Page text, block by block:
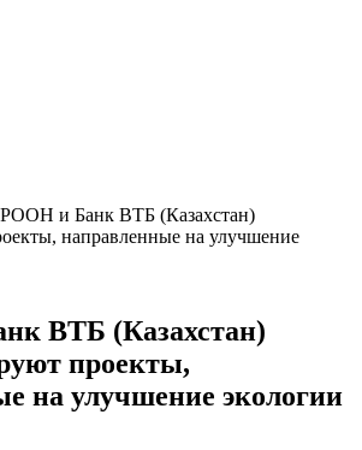
и Банк ВТБ (Казахстан)
направленные на улучшение
ВТБ (Казахстан)
проекты,
на улучшение экологии